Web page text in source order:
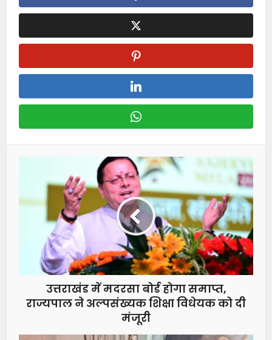
उत्तराखंड में मदरसा बोर्ड होगा समाप्त,
राज्यपाल ने अल्पसंख्यक शिक्षा विधेयक को दी
मंजूरी